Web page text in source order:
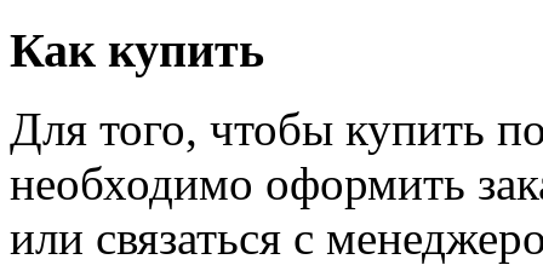
Как купить
Для того, чтобы купить
необходимо оформить
или связаться с